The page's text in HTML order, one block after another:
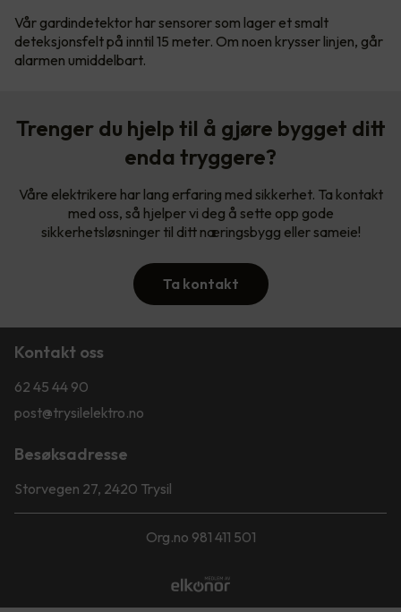
Vår gardindetektor har sensorer som lager et smalt
deteksjonsfelt på inntil 15 meter. Om noen krysser linjen, går
alarmen umiddelbart.
Trenger du hjelp til å gjøre bygget ditt
enda tryggere?
Våre elektrikere har lang erfaring med sikkerhet. Ta kontakt
med oss, så hjelper vi deg å sette opp gode
sikkerhetsløsninger til ditt næringsbygg eller sameie!
Ta kontakt
Kontakt oss
62 45 44 90
post@trysilelektro.no
Besøksadresse
Storvegen 27, 2420 Trysil
Org.no 981 411 501